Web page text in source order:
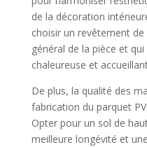
de la décoration
choisir un revêtement de
général de la pièce et
chaleureuse et
De plus, la qualité des
fabrication du parquet
Opter pour un sol de
meilleure longévité et